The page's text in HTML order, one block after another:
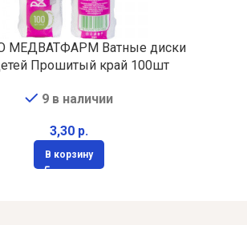
МЕДВАТФАРМ Ватные диски
Прошитый край 100шт
9 в наличии
р.
В корзину